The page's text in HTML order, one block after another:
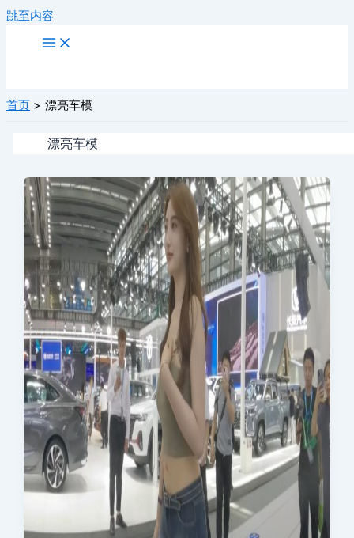
跳至内容
首页 漂亮车模
漂亮车模